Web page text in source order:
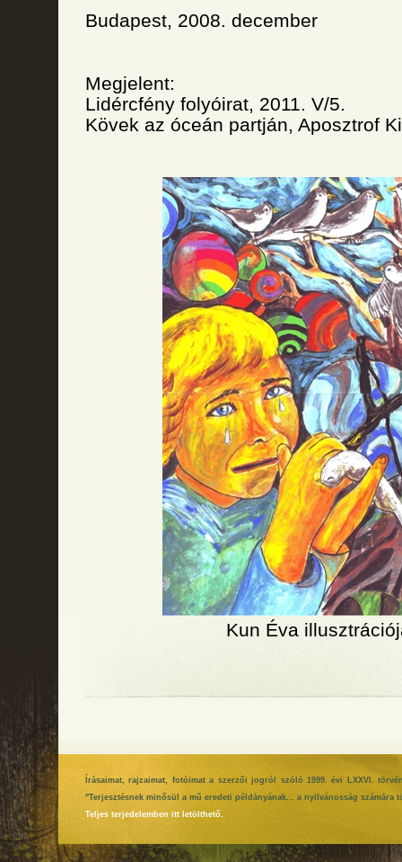
Budapest, 2008. december
Megjelent:
Lidércfény folyóirat, 2011. V/5.
Kövek az óceán partján, Aposztrof
Kun Éva
Írásaimat, rajzaimat, fotóimat a szerzői jogról szóló 1999. évi LXXVI.
"Terjesztésnek minősül a mű eredeti példányának... a nyilvánosság
Teljes terjedelemben itt letölthető.